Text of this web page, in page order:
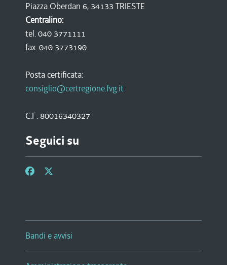
Piazza Oberdan 6, 34133 TRIESTE
Centralino:
tel. 040 3771111
fax. 040 3773190
Posta certificata:
consiglio@certregione.fvg.it
C.F. 80016340327
Seguici su
Bandi e avvisi